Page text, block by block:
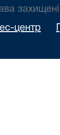
захищені
центр